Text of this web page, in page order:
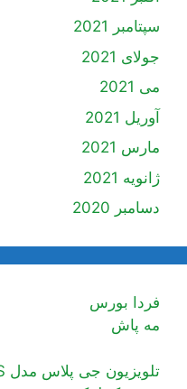
سپتامبر 2021
جولای 2021
می 2021
آوریل 2021
مارس 2021
ژانویه 2021
دسامبر 2020
فردا بورس
مه پاش
تلویزیون جی پلاس مدل GTV-43LU7130S